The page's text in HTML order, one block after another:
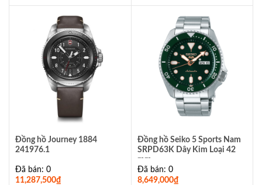
Đồng hồ Journey 1884
241976.1
Đã bán: 0
11,287,500₫
Đồng hồ Seiko 5 Sports Nam
SRPD63K Dây Kim Loại 42
mm
Đã bán: 0
8,649,000₫